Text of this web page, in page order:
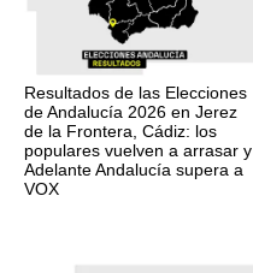
Resultados de las Elecciones
de Andalucía 2026 en Jerez
de la Frontera, Cádiz: los
populares vuelven a arrasar y
Adelante Andalucía supera a
VOX